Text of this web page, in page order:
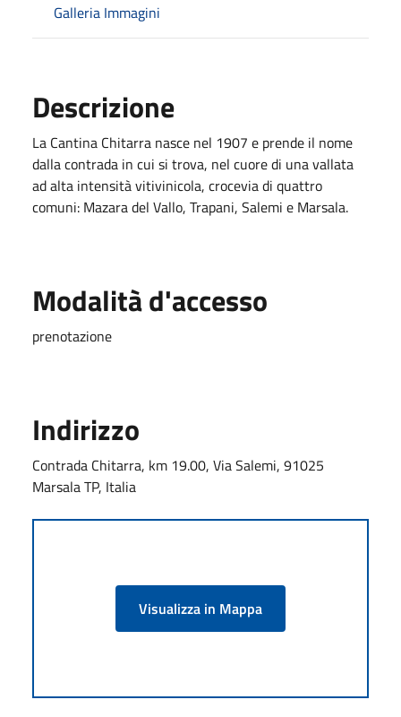
Galleria Immagini
Descrizione
La Cantina Chitarra nasce nel 1907 e prende il nome
dalla contrada in cui si trova, nel cuore di una vallata
ad alta intensità vitivinicola, crocevia di quattro
comuni: Mazara del Vallo, Trapani, Salemi e Marsala.
Modalità d'accesso
prenotazione
Indirizzo
Contrada Chitarra, km 19.00, Via Salemi, 91025
Marsala TP, Italia
Visualizza in Mappa